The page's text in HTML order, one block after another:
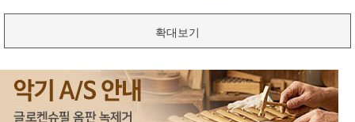
확대보기